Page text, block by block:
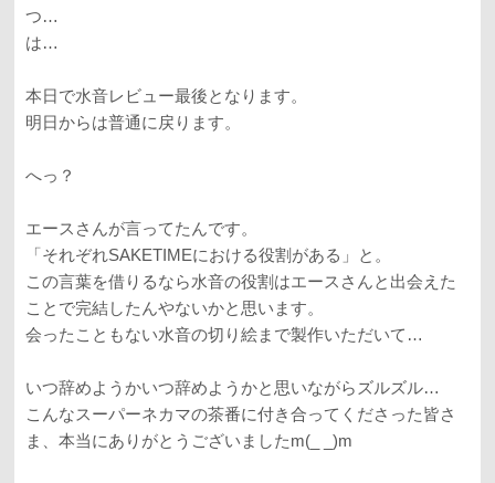
つ…
は…
本日で水音レビュー最後となります。
明日からは普通に戻ります。
へっ？
エースさんが言ってたんです。
「それぞれSAKETIMEにおける役割がある」と。
この言葉を借りるなら水音の役割はエースさんと出会えた
ことで完結したんやないかと思います。
会ったこともない水音の切り絵まで製作いただいて…
いつ辞めようかいつ辞めようかと思いながらズルズル…
こんなスーパーネカマの茶番に付き合ってくださった皆さ
ま、本当にありがとうございましたm(_ _)m